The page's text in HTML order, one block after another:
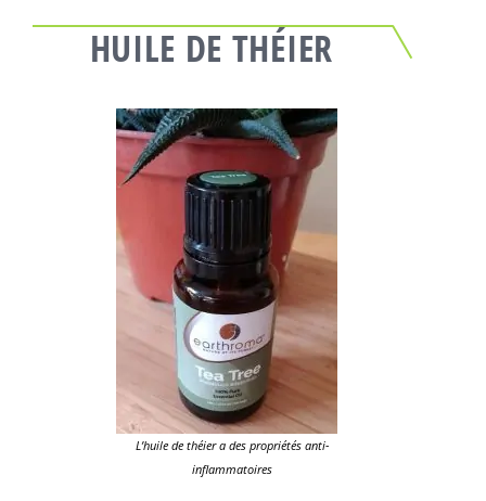
HUILE DE THÉIER
L’huile de théier a des propriétés anti-
inflammatoires